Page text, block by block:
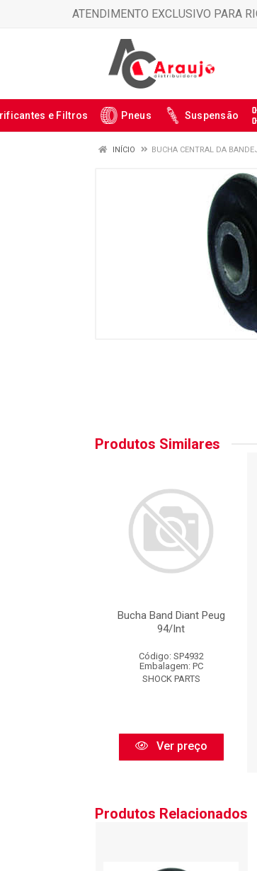
ATENDIMENTO EXCLUSIVO PARA
e Filtros Pneus Suspensão
INÍCIO BUCHA CENTRAL DA
Produtos Similares
Bucha Band Diant Peug
94/Int
Código: SP4932
Embalagem: PC
SHOCK PARTS
Ver preço
Produtos Relacionados